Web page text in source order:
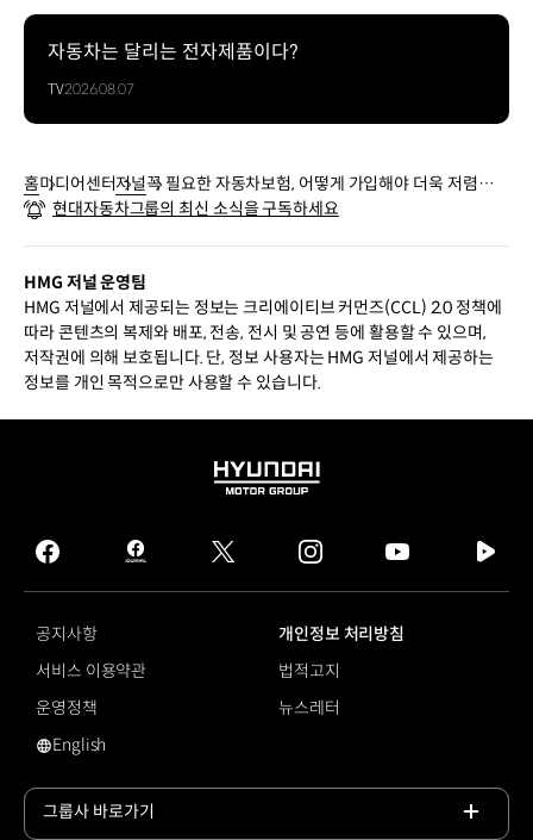
자동차는 달리는 전자제품이다?
TV2026.08.07
홈미디어센터저널꼭 필요한 자동차보험, 어떻게 가입해야 더욱 저렴할
까?
현대자동차그룹의 최신 소식을 구독하세요
HMG 저널 운영팀
HMG 저널에서 제공되는 정보는 크리에이티브 커먼즈(CCL) 2.0 정책에
따라 콘텐츠의 복제와 배포, 전송, 전시 및 공연 등에 활용할 수 있으며,
저작권에 의해 보호됩니다. 단, 정보 사용자는 HMG 저널에서 제공하는
정보를 개인 목적으로만 사용할 수 있습니다.
HYUNDAI
GROUP
facebook
hmg
journal
twitter instagram
tv
공지사항
개인정보 처리방침
서비스 이용약관
법적고지
운영정책
뉴스레터
영문 사이트로 이동
English
그룹사 바로가기